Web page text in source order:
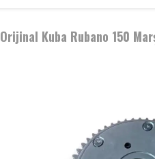
VRS 125
Orijinal Kuba Rubano 150